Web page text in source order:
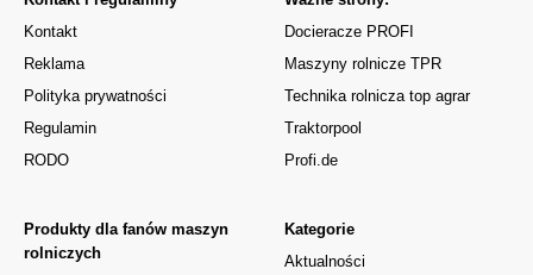
Kontakt
Reklama
Polityka prywatności
Regulamin
RODO
Kategorie
Aktualności
Produkty dla fanów maszyn
rolniczych
Docieracze PROFI
Maszyny rolnicze TPR
Technika rolnicza top agrar
Traktorpool
Profi.de